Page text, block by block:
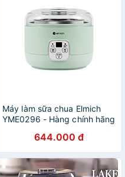
Máy làm sữa chua Elmich
YME0296 - Hàng chính hãng
644.000 đ